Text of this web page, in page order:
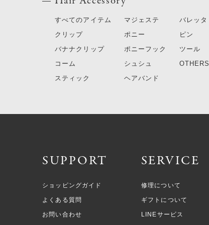
すべてのアイテム
クリップ
バナナクリップ
コーム
スティック
マジェステ
ポニー
ポニーフック
シュシュ
ヘアバンド
バレッタ
ピン
ツール
OTHERS
SUPPORT
ショッピングガイド
よくある質問
お問い合わせ
SERVICE
修理について
ギフトについて
LINEサービス